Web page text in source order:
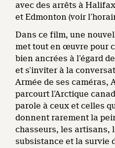
avec des arrêts à
et Edmonton (voir
Dans ce film, une
met tout en œuvre pour
bien ancrées à l’égard
et s’inviter à la
Armée de ses caméras,
parcourt l’Arctique
parole à ceux et celles
donnent rarement la
chasseurs, les artisans,
subsistance et la survie